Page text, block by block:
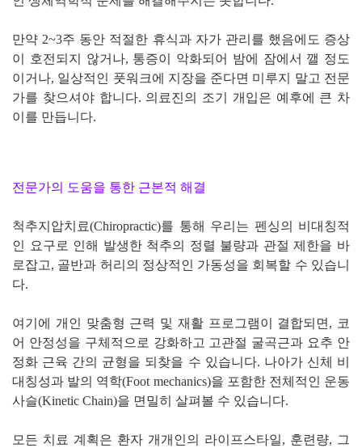
만약 2~3주 동안 적절한 휴식과 자가 관리를 했음에도 증상
이 호전되지 않거나, 통증이 악화되어 밤에 잠에서 깰 정도
이거나, 일상적인 풋워크에 지장을 준다면 미루지 말고 전문
가를 찾으셔야 합니다. 의료진의 조기 개입은 예후에 큰 차
이를 만듭니다.
전문가의 도움을 통한 근본적 해결
척추지압치료(Chiropractic)를 통해 우리는 펜싱의 비대칭적
인 요구로 인해 발생한 척추의 정렬 불량과 관절 제한을 바
로잡고, 골반과 허리의 정상적인 가동성을 회복할 수 있습니
다.
여기에 개인 맞춤형 근력 및 재활 프로그램이 결합되면, 코
어 안정성을 구체적으로 강화하고 고관절 굴곡근과 요추 안
정화 근육 간의 균형을 되찾을 수 있습니다. 나아가 신체 비
대칭성과 발의 역학(Foot mechanics)을 포함한 전체적인 운동
사슬(Kinetic Chain)을 면밀히 살펴볼 수 있습니다.
모든 치료 계획은 환자 개개인의 라이프스타일, 훈련량, 그